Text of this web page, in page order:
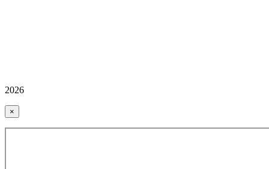
2026
×